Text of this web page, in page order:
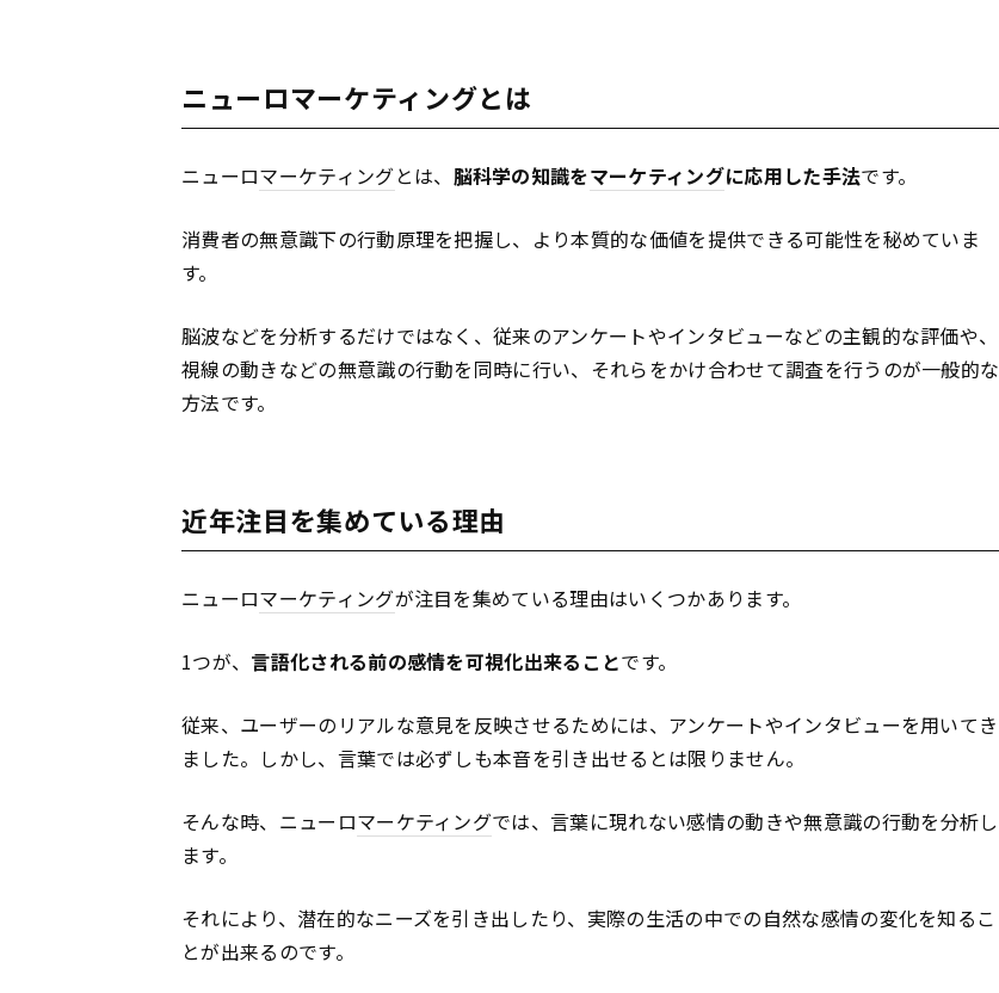
ニューロマーケティングとは
ニューロマーケティングとは、 脳科学の知識をマーケティングに応用した手法です。
消費者の無意識下の行動原理を把握し、より本質的な価値を提供できる可能性を秘めていま
す。
脳波などを分析するだけではなく、従来のアンケートやインタビューなどの主観的な評価や、
視線の動きなどの無意識の行動を同時に行い、それらをかけ合わせて調査を行うのが一般的な
方法です。
近年注目を集めている理由
ニューロマーケティングが注目を集めている理由はいくつかあります。
1つが、 言語化される前の感情を可視化出来ることです。
従来、ユーザーのリアルな意見を反映させるためには、アンケートやインタビューを用いてき
ました。しかし、言葉では必ずしも本音を引き出せるとは限りません。
そんな時、ニューロマーケティングでは、言葉に現れない感情の動きや無意識の行動を分析し
ます。
それにより、潜在的なニーズを引き出したり、実際の生活の中での自然な感情の変化を知るこ
とが出来るのです。